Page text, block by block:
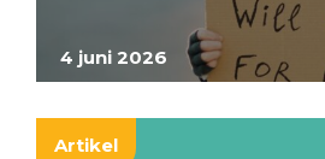
4 juni 2026
Artikel